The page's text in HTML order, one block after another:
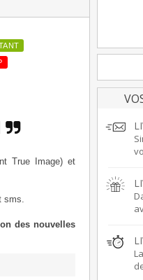
True Image) et
sms.
des nouvelles